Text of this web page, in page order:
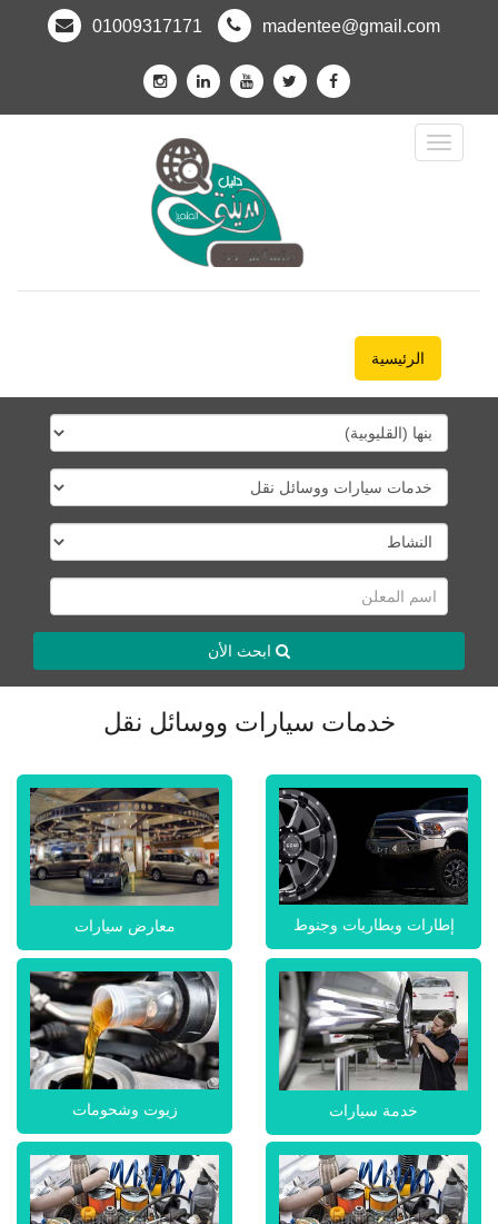
madentee@gmail.com
01009317171
Toggle
Navigation
الرئيسية
ابحث الأن
خدمات سيارات ووسائل نقل
إطارات وبطاريات وجنوط معارض سيارات
خدمة سيارات زيوت وشحومات